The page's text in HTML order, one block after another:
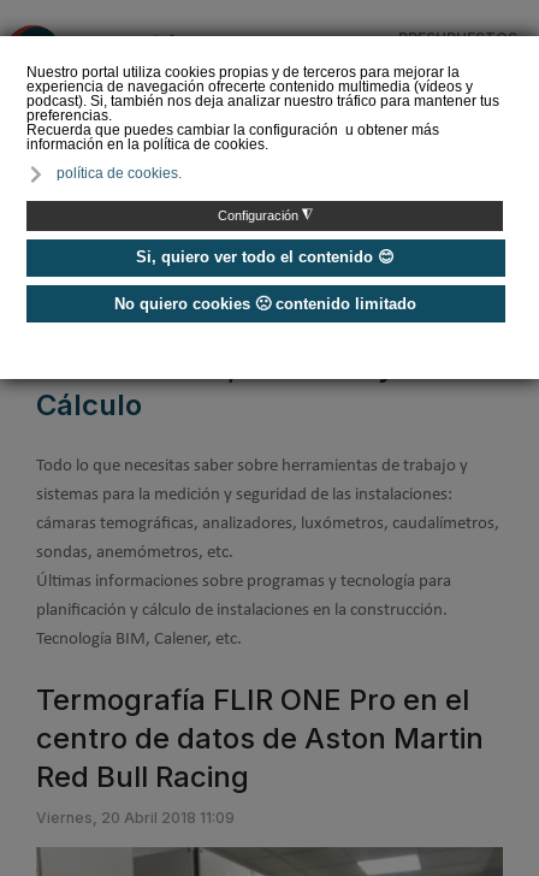
Nuestro portal utiliza cookies propias y de terceros para mejorar la
experiencia de navegación ofrecerte contenido multimedia (vídeos y
podcast). Si, también nos deja analizar nuestro tráfico para mantener tus
preferencias.
Recuerda que puedes cambiar la configuración u obtener más
información en la política de cookies.
política de cookies.
Configuración ◮
Si, quiero ver todo el contenido 😊
No quiero cookies 🙁 contenido limitado
PRESUPUESTOS
introducir KNX sin tirar la
cas…
Construcción Sostenible / Herramientas, Medición y Cálculo
Cálculo
Todo lo que necesitas saber sobre herramientas de trabajo y
sistemas para la medición y seguridad de las instalaciones:
cámaras temográficas, analizadores, luxómetros, caudalímetros,
sondas, anemómetros, etc.
Últimas informaciones sobre programas y tecnología para
planificación y cálculo de instalaciones en la construcción.
Tecnología BIM, Calener, etc.
Termografía FLIR ONE Pro en el
centro de datos de Aston Martin
Red Bull Racing
Viernes, 20 Abril 2018 11:09